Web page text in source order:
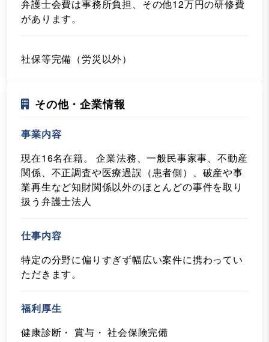
弁護士会費は事務所負担、その他12万円の研修費
があります。
社保等完備（労災以外）
その他・企業情報
事業内容
現在16名在籍。 企業法務、一般民事家事、不動産
関係、不正調査や医療過誤（患者側）、破産や事
業再生など知財関係以外のほとんどの事件を取り
扱う弁護士法人
仕事内容
特定の分野に偏りすぎず幅広い案件に携わってい
ただきます。
福利厚生
健康診断・ 賞与・ 社会保険完備